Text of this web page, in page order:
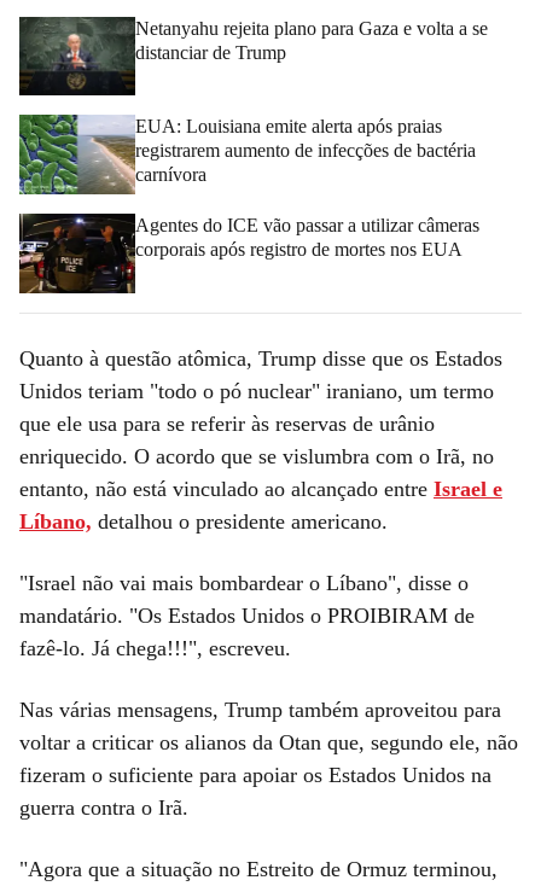
Netanyahu rejeita plano para Gaza e volta a se
distanciar de Trump
EUA: Louisiana emite alerta após praias
registrarem aumento de infecções de bactéria
carnívora
Agentes do ICE vão passar a utilizar câmeras
corporais após registro de mortes nos EUA
Quanto à questão atômica, Trump disse que os Estados
Unidos teriam "todo o pó nuclear" iraniano, um termo
que ele usa para se referir às reservas de urânio
enriquecido. O acordo que se vislumbra com o Irã, no
entanto, não está vinculado ao alcançado entre Israel e
Líbano, detalhou o presidente americano.
"Israel não vai mais bombardear o Líbano", disse o
mandatário. "Os Estados Unidos o PROIBIRAM de
fazê-lo. Já chega!!!", escreveu.
Nas várias mensagens, Trump também aproveitou para
voltar a criticar os alianos da Otan que, segundo ele, não
fizeram o suficiente para apoiar os Estados Unidos na
guerra contra o Irã.
"Agora que a situação no Estreito de Ormuz terminou,